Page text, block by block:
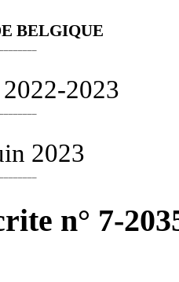
BELGIQUE
2022-2023
2023
n° 7-